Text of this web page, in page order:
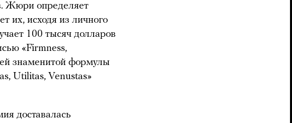
Жюри определяет
их, исходя из личного
100 тысяч долларов
«Firmness,
знаменитой формулы
Utilitas, Venustas»
доставалась